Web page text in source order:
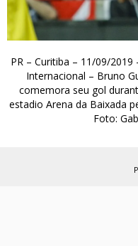
PR – Curitiba – 11/09/
Internacional – Bruno
comemora seu gol
estadio Arena da Baixada
Foto: